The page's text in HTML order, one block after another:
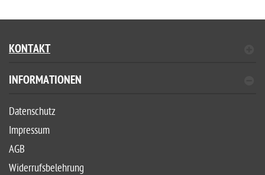
KONTAKT
INFORMATIONEN
Datenschutz
Impressum
AGB
Widerrufsbelehrung